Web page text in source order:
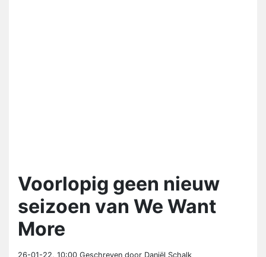
Voorlopig geen nieuw
seizoen van We Want
More
26-01-22, 10:00 Geschreven door Daniël Schalk